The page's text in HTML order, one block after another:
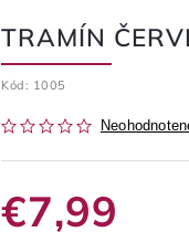
TRAMÍN
Kód: 1005
€7,99